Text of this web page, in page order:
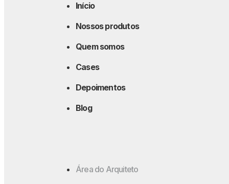
Início
Nossos produtos
Quem somos
Cases
Depoimentos
Blog
Área do Arquiteto